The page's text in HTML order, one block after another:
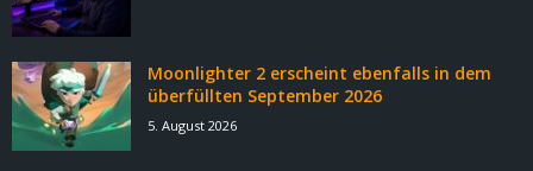
Moonlighter 2 erscheint ebenfalls in dem
überfüllten September 2026
5. August 2026